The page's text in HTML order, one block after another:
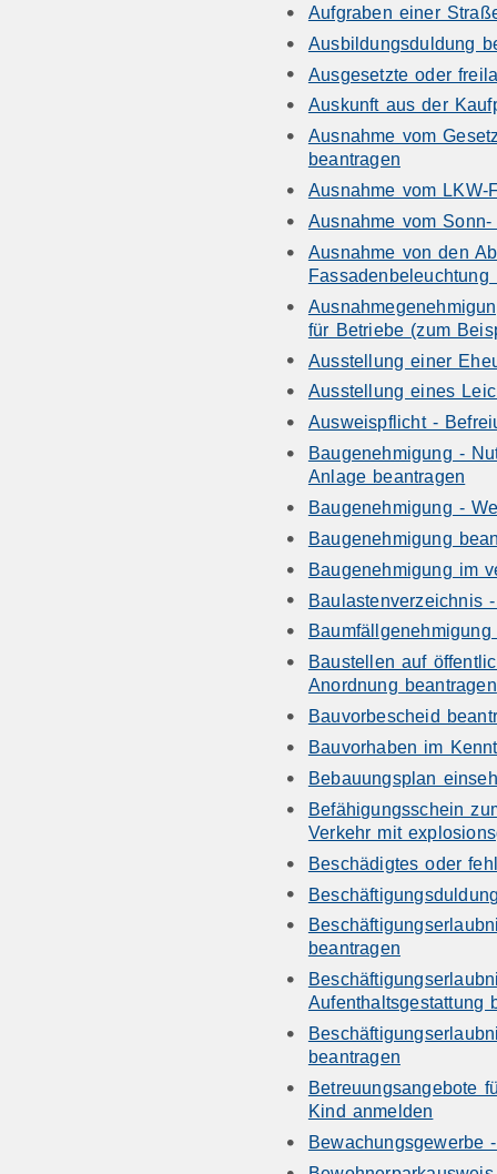
Aufgraben einer
Ausbildungsduldung
Ausgesetzte oder
Auskunft aus der
Ausnahme vom
beantragen
Ausnahme vom LKW-
Ausnahme vom
Ausnahme von den
Fassadenbeleuchtung
für Betriebe (zum
Ausstellung einer
Ausstellung eines
Ausweispflicht -
Baugenehmigung -
Anlage beantragen
Baugenehmigung -
Baugenehmigung
Baugenehmigung im
Baulastenverzeichnis
Baustellen auf
Anordnung beantragen
Bauvorbescheid
Bauvorhaben im
Bebauungsplan
Befähigungsschein
Verkehr mit
Beschädigtes oder
beantragen
Aufenthaltsgestattung
beantragen
Betreuungsangebote
Kind anmelden
Bewachungsgewerbe